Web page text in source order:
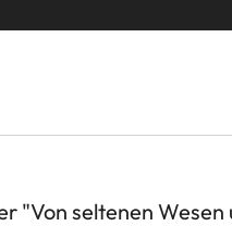
"Von seltenen